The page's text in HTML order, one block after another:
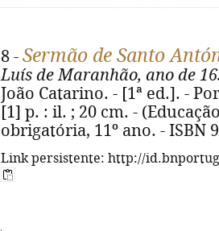
8 - Sermão de Santo
Luís de Maranhão, ano de
João Catarino. - [1ª ed.]. -
[1] p. : il. ; 20 cm. -
obrigatória, 11º ano. - ISBN
Link persistente: http://